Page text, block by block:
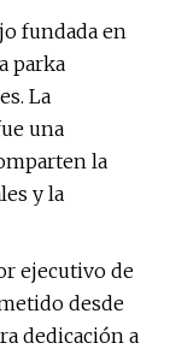
fundada en
parka
La
una
la
y la
ejecutivo de
desde
dedicación a